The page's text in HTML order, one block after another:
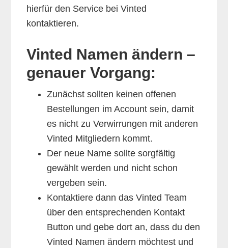
hierfür den Service bei Vinted
kontaktieren.
Vinted Namen ändern –
genauer Vorgang:
Zunächst sollten keinen offenen
Bestellungen im Account sein, damit
es nicht zu Verwirrungen mit anderen
Vinted Mitgliedern kommt.
Der neue Name sollte sorgfältig
gewählt werden und nicht schon
vergeben sein.
Kontaktiere dann das Vinted Team
über den entsprechenden Kontakt
Button und gebe dort an, dass du den
Vinted Namen ändern möchtest und